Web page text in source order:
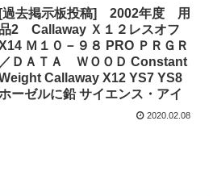
[過去掲示板投稿] 2002年度 用
2 Callaway Ｘ１２レスオフ
Ｍ１０－９８ PRO ＰＲＧＲ
／ＤＡＴＡ ＷＯＯＤ Constant
Callaway X12 YS7 YS8
ーゼルに鉛 サイエンス・アイ
2020.02.08